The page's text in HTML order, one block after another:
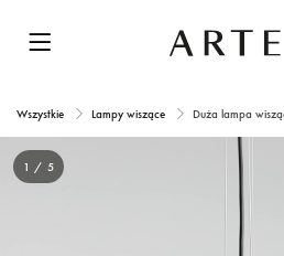
Wszystkie Lampy wiszące Duża lampa
1 / 5